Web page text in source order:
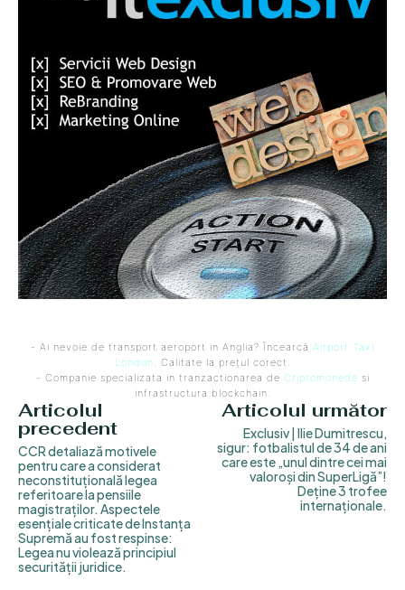
- Ai nevoie de transport aeroport in Anglia? Încearcă Airport Taxi
London. Calitate la prețul corect.
- Companie specializata in tranzactionarea de Criptomonede si
infrastructura blockchain.
Articolul
precedent
CCR detaliază motivele
pentru care a considerat
neconstituțională legea
referitoare la pensiile
magistraților. Aspectele
esențiale criticate de Instanța
Supremă au fost respinse:
Legea nu violează principiul
securității juridice.
Articolul următor
Exclusiv | Ilie Dumitrescu,
sigur: fotbalistul de 34 de ani
care este „unul dintre cei mai
valoroși din SuperLigă”!
Deține 3 trofee
internaționale.